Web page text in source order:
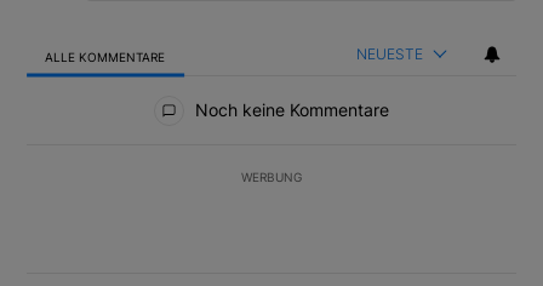
ALLE KOMMENTARE NEUESTE
Noch keine Kommentare
WERBUNG